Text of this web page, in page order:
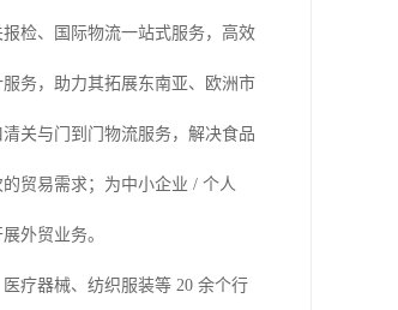
检、国际物流一站式服务，高效
务，助力其拓展东南亚、欧洲市
关与门到门物流服务，解决食品
贸易需求；为中小企业 / 个人
外贸业务。
疗器械、纺织服装等 20 余个行